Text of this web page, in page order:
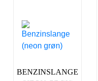
BENZINSLANGE